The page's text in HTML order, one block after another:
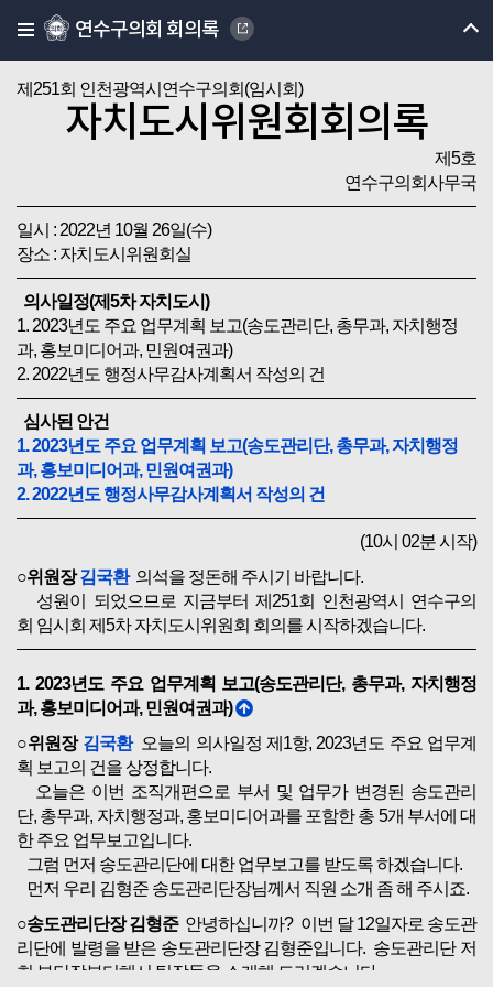
연수구의회 회의록
제251회 인천광역시연수구의회(임시회)
자치도시위원회회의록
제5호
연수구의회사무국
일시 : 2022년 10월 26일(수)
장소 : 자치도시위원회실
의사일정(제5차 자치도시)
1. 2023년도 주요 업무계획 보고(송도관리단, 총무과, 자치행정
과, 홍보미디어과, 민원여권과)
2. 2022년도 행정사무감사계획서 작성의 건
심사된 안건
1. 2023년도 주요 업무계획 보고(송도관리단, 총무과, 자치행정
과, 홍보미디어과, 민원여권과)
2. 2022년도 행정사무감사계획서 작성의 건
(10시 02분 시작)
○위원장김국환의석을 정돈해 주시기 바랍니다.
성원이 되었으므로 지금부터 제251회 인천광역시 연수구의
회 임시회 제5차 자치도시위원회 회의를 시작하겠습니다.
1. 2023년도 주요 업무계획 보고(송도관리단, 총무과, 자치행정
과, 홍보미디어과, 민원여권과)
○위원장 김국환오늘의 의사일정 제1항, 2023년도 주요 업무계
획 보고의 건을 상정합니다.
오늘은 이번 조직개편으로 부서 및 업무가 변경된 송도관리
단, 총무과, 자치행정과, 홍보미디어과를 포함한 총 5개 부서에 대
한 주요 업무보고입니다.
그럼 먼저 송도관리단에 대한 업무보고를 받도록 하겠습니다.
먼저 우리 김형준 송도관리단장님께서 직원 소개 좀 해 주시죠.
○송도관리단장 김형준안녕하십니까? 이번 달 12일자로 송도관
리단에 발령을 받은 송도관리단장 김형준입니다. 송도관리단 저
희 부단장부터해서 팀장들을 소개해 드리겠습니다.